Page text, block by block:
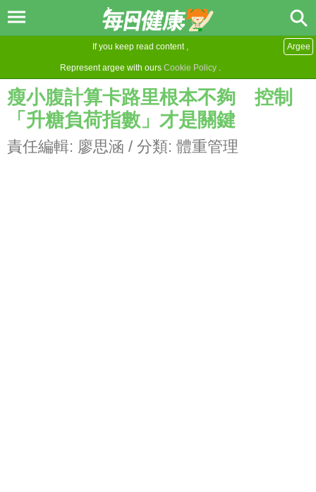
If you keep read content ,
Represent argee with ours Cookie Policy .
Argee
瘦小腹計算卡路里根本不夠 控制
「升糖負荷指數」才是關鍵
責任編輯: 廖思涵 / 分類: 體重管理